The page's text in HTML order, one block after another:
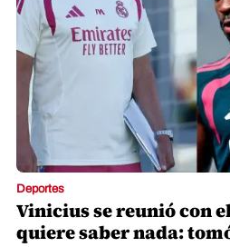
Deportes
Vinicius se reunió con
quiere saber nada: